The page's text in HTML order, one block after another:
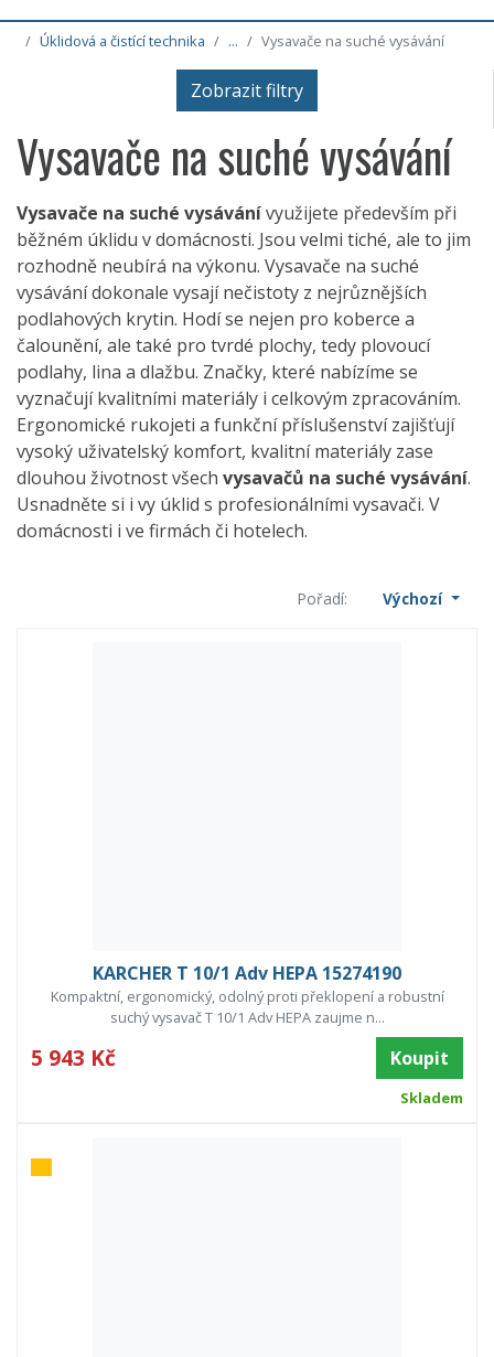
Úklidová a čistící technika ... Vysavače na suché vysávání
Zobrazit filtry
Vysavače na suché vysávání
Vysavače na suché vysávánívyužijete především při
běžném úklidu v domácnosti. Jsou velmi tiché, ale to jim
rozhodně neubírá na výkonu. Vysavače na suché
vysávání dokonale vysají nečistoty z nejrůznějších
podlahových krytin. Hodí se nejen pro koberce a
čalounění, ale také pro tvrdé plochy, tedy plovoucí
podlahy, lina a dlažbu. Značky, které nabízíme se
vyznačují kvalitními materiály i celkovým zpracováním.
Ergonomické rukojeti a funkční příslušenství zajišťují
vysoký uživatelský komfort, kvalitní materiály zase
dlouhou životnost všech vysavačů na suché vysávání.
Usnadněte si i vy úklid s profesionálními vysavači. V
domácnosti i ve firmách či hotelech.
Pořadí: Výchozí
KARCHER T 10/1 Adv HEPA 15274190
Kompaktní, ergonomický, odolný proti překlopení a robustní
suchý vysavač T 10/1 Adv HEPA zaujme n...
5 943 Kč Koupit
Skladem